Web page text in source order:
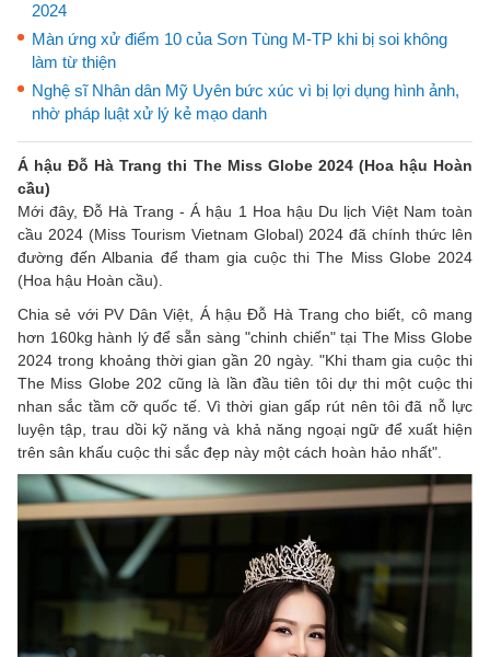
2024
Màn ứng xử điểm 10 của Sơn Tùng M-TP khi bị soi không
làm từ thiện
Nghệ sĩ Nhân dân Mỹ Uyên bức xúc vì bị lợi dụng hình ảnh,
nhờ pháp luật xử lý kẻ mạo danh
Á hậu Đỗ Hà Trang thi The Miss Globe 2024 (Hoa hậu Hoàn
cầu)
Mới đây, Đỗ Hà Trang - Á hậu 1 Hoa hậu Du lịch Việt Nam toàn
cầu 2024 (Miss Tourism Vietnam Global) 2024 đã chính thức lên
đường đến Albania để tham gia cuộc thi The Miss Globe 2024
(Hoa hậu Hoàn cầu).
Chia sẻ với PV Dân Việt, Á hậu Đỗ Hà Trang cho biết, cô mang
hơn 160kg hành lý để sẵn sàng "chinh chiến" tại The Miss Globe
2024 trong khoảng thời gian gần 20 ngày. "Khi tham gia cuộc thi
The Miss Globe 202 cũng là lần đầu tiên tôi dự thi một cuộc thi
nhan sắc tầm cỡ quốc tế. Vì thời gian gấp rút nên tôi đã nỗ lực
luyện tập, trau dồi kỹ năng và khả năng ngoại ngữ để xuất hiện
trên sân khấu cuộc thi sắc đẹp này một cách hoàn hảo nhất".